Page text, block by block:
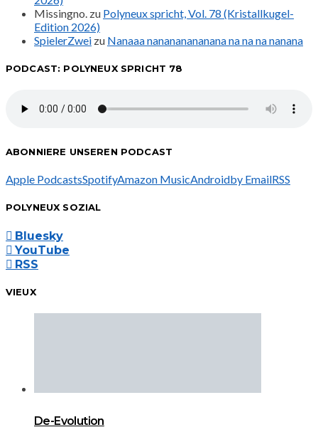
Missingno. zu Polyneux spricht, Vol. 78 (Kristallkugel-
Edition 2026)
SpielerZwei zu Nanaaa nanananananana na na na nanana
PODCAST: POLYNEUX SPRICHT 78
ABONNIERE UNSEREN PODCAST
Apple PodcastsSpotifyAmazon MusicAndroidby EmailRSS
POLYNEUX SOZIAL
Bluesky
YouTube
RSS
VIEUX
De-Evolution